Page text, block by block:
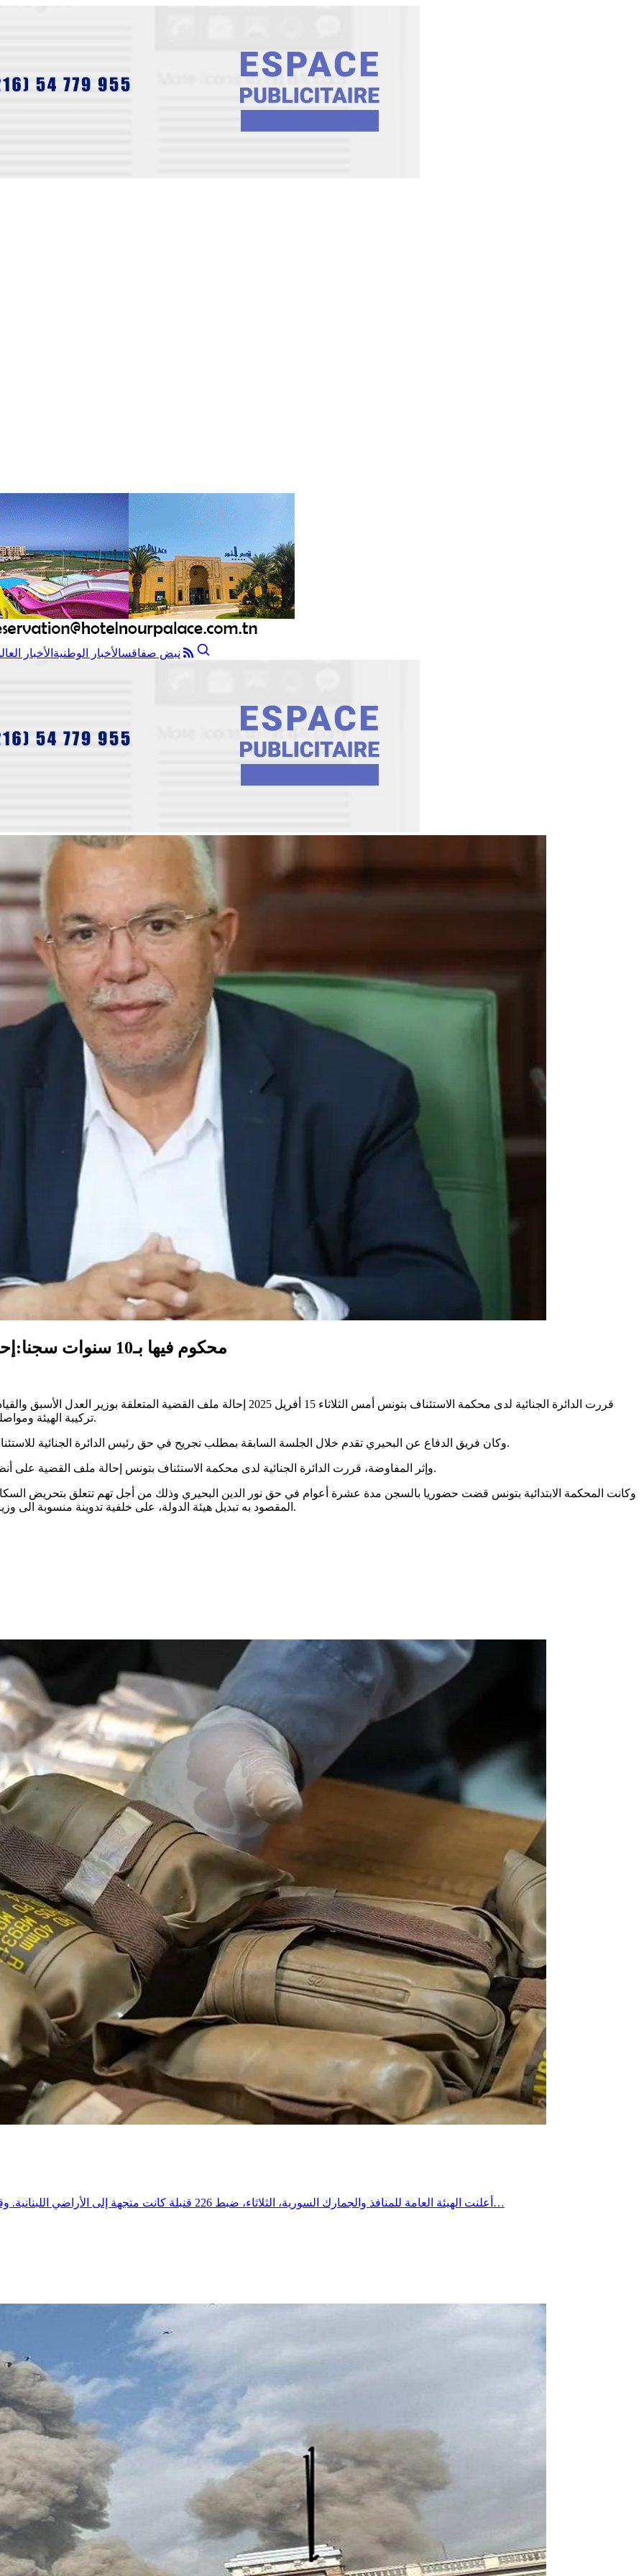
نبض صفاقسالأخبار الوطنية الأخبار
محكوم فيها بـ10 سنوات سجنا:إحالة قضية البحيري على الرئيس الأول للمحكمة
قررت الدائرة الجنائية لدى محكمة الاستئناف بتونس أمس الثلاثاء 15 أفريل 2025 إحالة
تركيبة الهيئة ومواصلة النظر في القضية المحكوم في شأنها ابتدائيا مدة عشرة أعوام سجنا.
وكان فريق الدفاع عن البحيري تقدم خلال الجلسة السابقة بمطلب تجريح في حق رئيس الدائرة الجنائية للاستئناف المتعهدة بملف القضية ليتقرر اثرها تأخيرها الى جلسة أمس الثلاثاء.
وإثر المفاوضة، قررت الدائرة الجنائية لدى محكمة الاستئناف بتونس إحالة ملف القضية على أنظار الرئيس الأول لمحكمة الاستئناف بتونس وذلك لتغيير تركيبة الدائرة.
وكانت المحكمة الابتدائية بتونس قضت حضوريا بالسجن مدة عشرة أعوام في حق نور الدين البحيري وذلك من أجل تهم تتعلق بتحريض
المقصود به تبديل هيئة الدولة، على خلفية تدوينة منسوبة الى وزير العدل الأسبق إبان مشاركته في مسيرة لجبهة الخلاص بجهة المنيهلة.
أعلنت الهيئة العامة للمنافذ والجمارك السورية، الثلاثاء، ضبط 226 قنبلة كانت متجهة إلى الأراضي اللبنانية. وقالت الهيئة، في بيان، إن أمانة جمارك جديدة يابوس ضبطت 226 قنبلةً…